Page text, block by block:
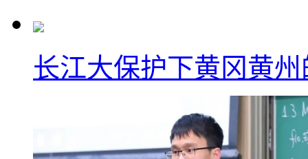
长江大保护下黄冈黄